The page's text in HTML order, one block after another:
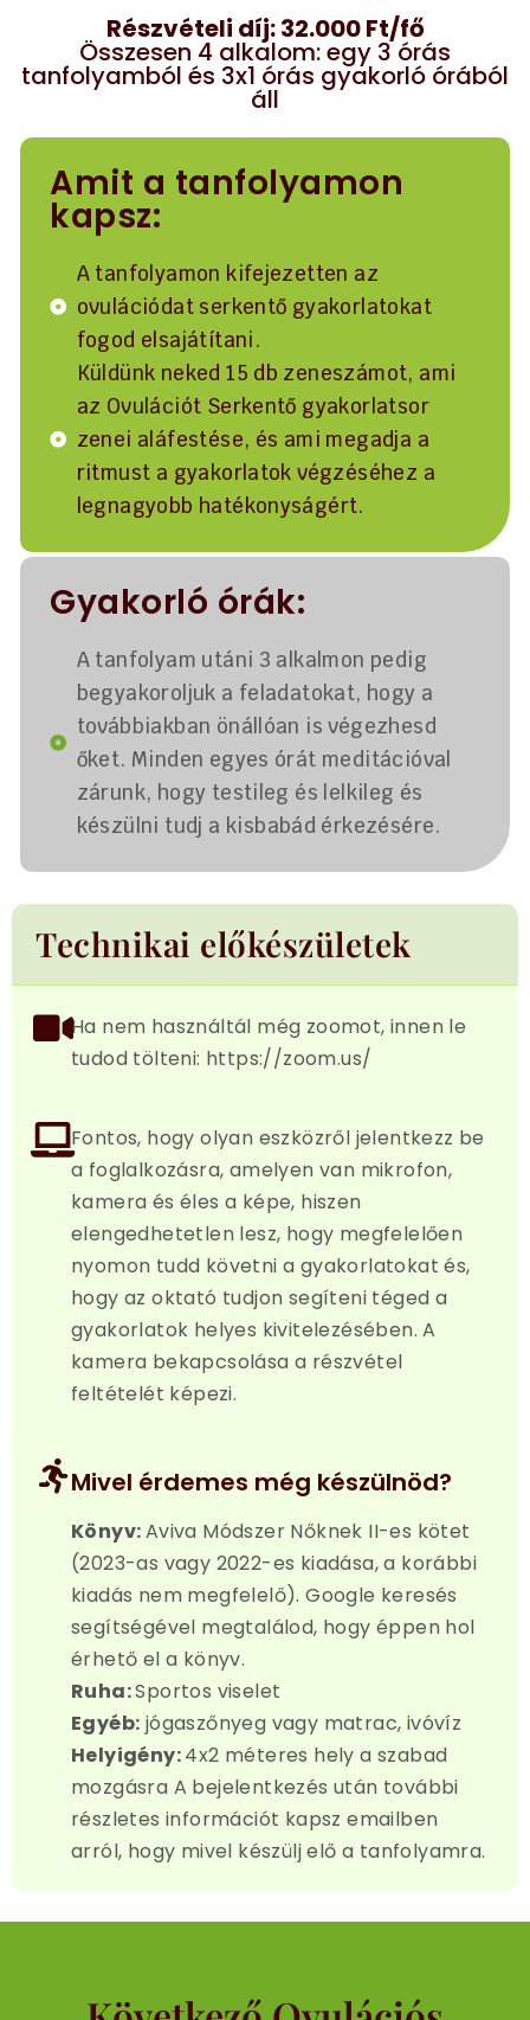
Részvételi díj: 32.000 Ft/fő
Összesen 4 alkalom: egy 3 órás
tanfolyamból és 3x1 órás gyakorló órából
áll
Amit a tanfolyamon
kapsz:
A tanfolyamon kifejezetten az
ovulációdat serkentő gyakorlatokat
fogod elsajátítani.
Küldünk neked 15 db zeneszámot, ami
az Ovulációt Serkentő gyakorlatsor
zenei aláfestése, és ami megadja a
ritmust a gyakorlatok végzéséhez a
legnagyobb hatékonyságért.
Gyakorló órák:
A tanfolyam utáni 3 alkalmon pedig
begyakoroljuk a feladatokat, hogy a
továbbiakban önállóan is végezhesd
őket. Minden egyes órát meditációval
zárunk, hogy testileg és lelkileg és
készülni tudj a kisbabád érkezésére.
Technikai előkészületek
Ha nem használtál még zoomot, innen le
tudod tölteni: https://zoom.us/
Fontos, hogy olyan eszközről jelentkezz be
a foglalkozásra, amelyen van mikrofon,
kamera és éles a képe, hiszen
elengedhetetlen lesz, hogy megfelelően
nyomon tudd követni a gyakorlatokat és,
hogy az oktató tudjon segíteni téged a
gyakorlatok helyes kivitelezésében. A
kamera bekapcsolása a részvétel
feltételét képezi.
Mivel érdemes még készülnöd?
Könyv:Aviva Módszer Nőknek II-es kötet
(2023-as vagy 2022-es kiadása, a korábbi
kiadás nem megfelelő). Google keresés
segítségével megtalálod, hogy éppen hol
érhető el a könyv.
Ruha:Sportos viselet
Egyéb: jógaszőnyeg vagy matrac, ivóvíz
Helyigény:4x2 méteres hely a szabad
mozgásra A bejelentkezés után további
részletes információt kapsz emailben
arról, hogy mivel készülj elő a tanfolyamra.